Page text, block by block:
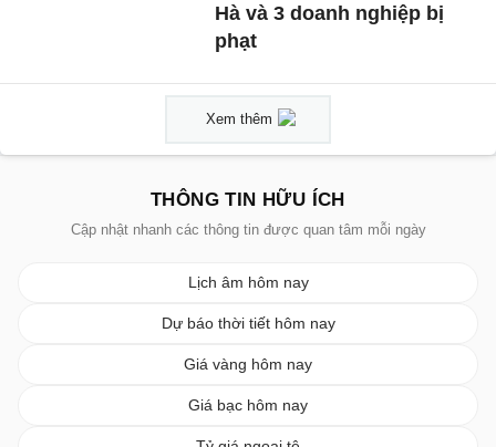
Hà và 3 doanh nghiệp bị
phạt
Xem thêm
THÔNG TIN HỮU ÍCH
Cập nhật nhanh các thông tin được quan tâm mỗi ngày
Lịch âm hôm nay
Dự báo thời tiết hôm nay
Giá vàng hôm nay
Giá bạc hôm nay